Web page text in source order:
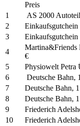
Preis
1
AS 2000
2
3
4
Martina&Friends
€
5
Physiowelt Petra
6
Deutsche Bahn,
7
Deutsche Bahn,
8
Deutsche Bahn,
9
Friederich
10
Friederich